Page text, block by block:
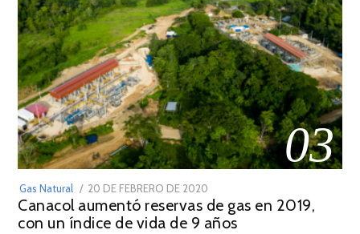
03
Gas Natural
POSTED
ON
20 DE FEBRERO DE 2020
DE
JULIO
Canacol aumentó reservas de gas en 2019,
con un índice de vida de 9 años